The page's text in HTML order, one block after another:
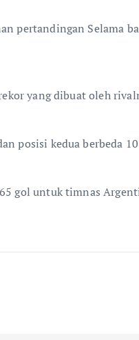
pertandingan Selama
yang dibuat oleh
posisi kedua berbeda
gol untuk timnas